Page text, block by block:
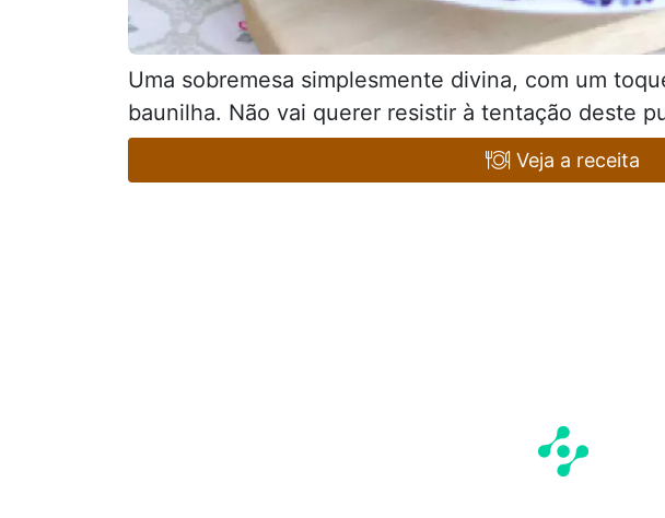
Uma sobremesa simplesmente divina, com um
baunilha. Não vai querer resistir à tentação deste
Veja a receita